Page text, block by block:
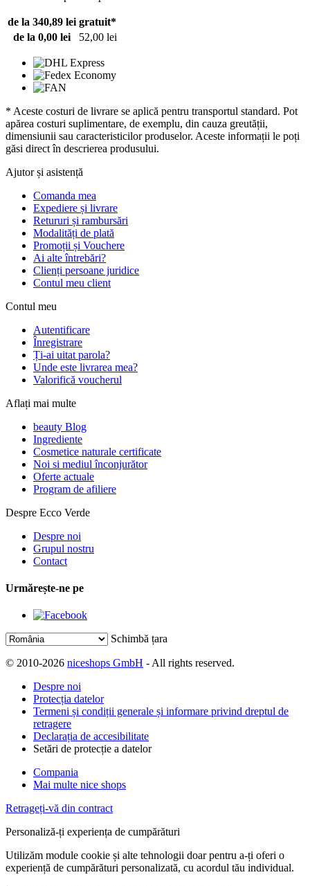
de la 340,89 lei gratuit*
de la 0,00 lei
52,00 lei
* Aceste costuri de livrare se aplică pentru transportul standard. Pot
apărea costuri suplimentare, de exemplu, din cauza greutății,
dimensiunii sau caracteristicilor produselor. Aceste informații le poți
găsi direct în descrierea produsului.
Ajutor și asistență
Comanda mea
Expediere și livrare
Retururi și rambursări
Modalități de plată
Promoții și Vouchere
Ai alte întrebări?
Clienți persoane juridice
Contul meu client
Contul meu
Autentificare
Înregistrare
Ți-ai uitat parola?
Unde este livrarea mea?
Valorifică voucherul
Aflați mai multe
beauty Blog
Ingrediente
Cosmetice naturale certificate
Noi si mediul înconjurător
Oferte actuale
Program de afiliere
Despre Ecco Verde
Despre noi
Grupul nostru
Contact
Urmărește-ne pe
Schimbă țara
© 2010-2026 niceshops GmbH - All rights reserved.
Despre noi
Protecția datelor
Termeni și condiții generale și informare privind dreptul de
retragere
Declarația de accesibilitate
Setări de protecție a datelor
Compania
Mai multe nice shops
Retrageți-vă din contract
Personaliză-ți experiența de cumpărături
Utilizăm module cookie și alte tehnologii doar pentru a-ți oferi o
experiență de cumpărături personalizată, cu acordul tău individual.